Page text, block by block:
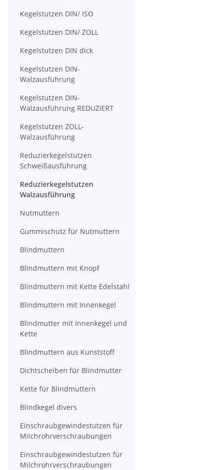
Kegelstutzen DIN/ ISO
Kegelstutzen DIN/ ZOLL
Kegelstutzen DIN dick
Kegelstutzen DIN-
Walzausführung
Kegelstutzen DIN-
Walzausführung REDUZIERT
Kegelstutzen ZOLL-
Walzausführung
Reduzierkegelstutzen
Schweißausführung
Reduzierkegelstutzen
Walzausführung
Nutmuttern
Gummischutz für Nutmuttern
Blindmuttern
Blindmuttern mit Knopf
Blindmuttern mit Kette Edelstahl
Blindmuttern mit Innenkegel
Blindmutter mit Innenkegel und
Kette
Blindmuttern aus Kunststoff
Dichtscheiben für Blindmutter
Kette für Blindmuttern
Blindkegel divers
Einschraubgewindestutzen für
Milchrohrverschraubungen
Einschraubgewindestutzen für
Milchrohrverschraubungen